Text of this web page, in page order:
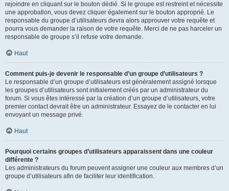
rejoindre en cliquant sur le bouton dédié. Si le groupe est restreint et nécessite
une approbation, vous devez cliquer également sur le bouton approprié. Le
responsable du groupe d’utilisateurs devra alors approuver votre requête et
pourra vous demander la raison de votre requête. Merci de ne pas harceler un
responsable de groupe s’il refuse votre demande.
Haut
Comment puis-je devenir le responsable d’un groupe d’utilisateurs ?
Le responsable d’un groupe d’utilisateurs est généralement assigné lorsque
les groupes d’utilisateurs sont initialement créés par un administrateur du
forum. Si vous êtes intéressé par la création d’un groupe d’utilisateurs, votre
premier contact devrait être un administrateur. Essayez de le contacter en lui
envoyant un message privé.
Haut
Pourquoi certains groupes d’utilisateurs apparaissent dans une couleur
différente ?
Les administrateurs du forum peuvent assigner une couleur aux membres d’un
groupe d’utilisateurs afin de faciliter leur identification.